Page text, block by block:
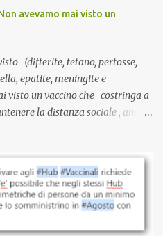
Non c’è presa in carico.
avevamo mai visto un
(difterite, tetano, pertosse,
epatite, meningite e
visto un vaccino che costringa a
la distanza sociale , anche
sentito parlare di ricompense,
avevamo mai visto
l’hanno fatto. Se non sei stato
cercato di farti sentire una
visto un vaccino che minacci le